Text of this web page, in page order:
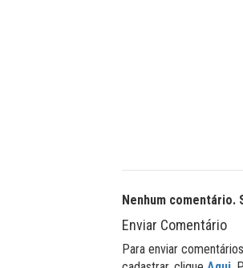
Nenhum comentário.
Enviar Comentário
Para enviar